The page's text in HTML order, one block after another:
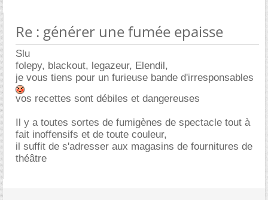
Re : générer une fumée epaisse
Slu
folepy, blackout, legazeur, Elendil,
je vous tiens pour un furieuse bande d'irresponsables
vos recettes sont débiles et dangereuses
Il y a toutes sortes de fumigènes de spectacle tout à
fait inoffensifs et de toute couleur,
il suffit de s'adresser aux magasins de fournitures de
théâtre